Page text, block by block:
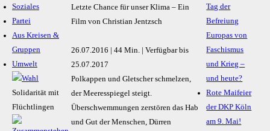
Soziales
Partei
Aus Kreisen &
Gruppen
Umwelt
Solidarität mit
Flüchtlingen
Letzte Chance für unser Klima – Ein
Film von Christian Jentzsch
26.07.2016 | 44 Min. | Verfügbar bis
25.07.2017
Polkappen und Gletscher schmelzen,
der Meeresspiegel steigt.
Überschwemmungen zerstören das Hab
und Gut der Menschen, Dürren
Tag der
Befreiung
Europas von
Faschismus
und Krieg –
und heute?
Rote Maifeier
der DKP Köln
am 9. Mai!